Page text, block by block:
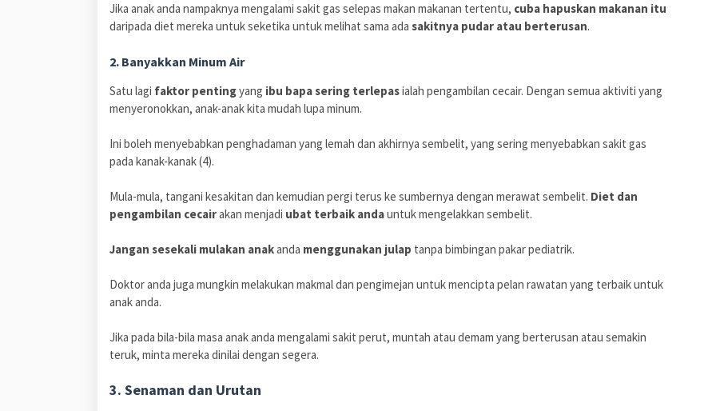
Jika anak anda nampaknya mengalami sakit gas selepas makan makanan tertentu, cuba hapuskan makanan itu
daripada diet mereka untuk seketika untuk melihat sama ada sakitnya pudar atau berterusan.
2. Banyakkan Minum Air
Satu lagi faktor pentingyang ibu bapa sering terlepasialah pengambilan cecair. Dengan semua aktiviti yang
menyeronokkan, anak-anak kita mudah lupa minum.
Ini boleh menyebabkan penghadaman yang lemah dan akhirnya sembelit, yang sering menyebabkan sakit gas
pada kanak-kanak (4).
Mula-mula, tangani kesakitan dan kemudian pergi terus ke sumbernya dengan merawat sembelit. Diet dan
pengambilan cecairakan menjadi ubat terbaik andauntuk mengelakkan sembelit.
Jangan sesekali mulakan anakanda menggunakan julap tanpa bimbingan pakar pediatrik.
Doktor anda juga mungkin melakukan makmal dan pengimejan untuk mencipta pelan rawatan yang terbaik untuk
anak anda.
Jika pada bila-bila masa anak anda mengalami sakit perut, muntah atau demam yang berterusan atau semakin
teruk, minta mereka dinilai dengan segera.
3. Senaman dan Urutan